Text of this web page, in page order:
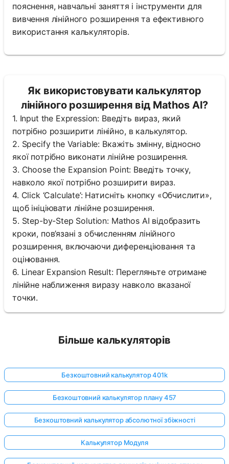
пояснення, навчальні заняття і інструменти для
вивчення лінійного розширення та ефективного
використання калькуляторів.
Як використовувати калькулятор
лінійного розширення від Mathos AI?
1. Input the Expression: Введіть вираз, який
потрібно розширити лінійно, в калькулятор.
2. Specify the Variable: Вкажіть змінну, відносно
якої потрібно виконати лінійне розширення.
3. Choose the Expansion Point: Введіть точку,
навколо якої потрібно розширити вираз.
4. Click ‘Calculate’: Натисніть кнопку «Обчислити»,
щоб ініціювати лінійне розширення.
5. Step-by-Step Solution: Mathos AI відобразить
кроки, пов’язані з обчисленням лінійного
розширення, включаючи диференціювання та
оцінювання.
6. Linear Expansion Result: Перегляньте отримане
лінійне наближення виразу навколо вказаної
точки.
Більше калькуляторів
Безкоштовний калькулятор 401k
Безкоштовний калькулятор плану 457
Безкоштовний калькулятор абсолютної збіжності
Калькулятор Модуля